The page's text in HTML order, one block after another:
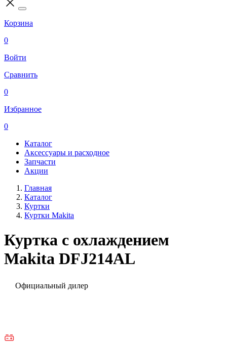
Корзина
0
Войти
Сравнить
0
Избранное
0
Каталог
Аксессуары и расходное
Запчасти
Акции
Главная
Каталог
Куртки
Куртки Makita
Куртка с охлаждением
Makita DFJ214AL
Официальный дилер